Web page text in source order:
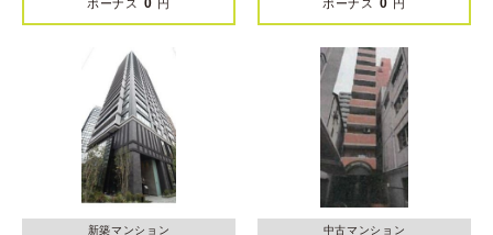
ボーナス
円
ボーナス
円
新築マンション 中古マンション